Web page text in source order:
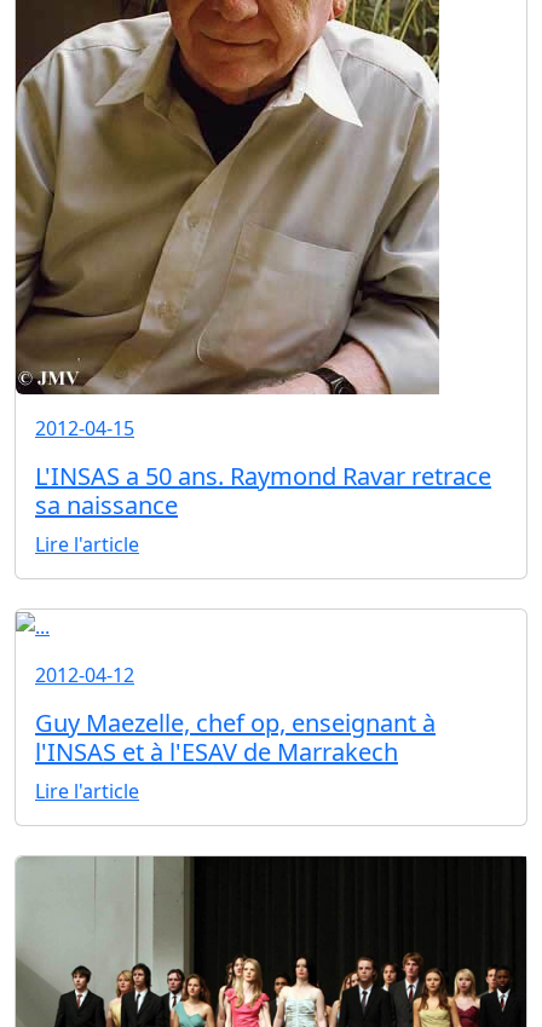
2012-04-15
L'INSAS a 50 ans. Raymond Ravar retrace
sa naissance
Lire l'article
2012-04-12
Guy Maezelle, chef op, enseignant à
l'INSAS et à l'ESAV de Marrakech
Lire l'article